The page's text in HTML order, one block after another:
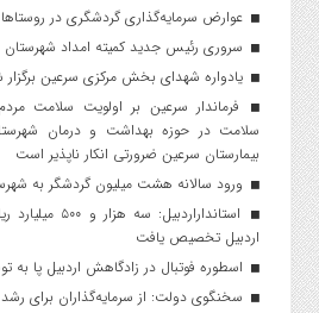
عوارض سرمایه‌گذاری گردشگری در
سروری رئیس جدید کمیته امداد
یادواره شهدای بخش مرکزی سرعین
فرماندار سرعین بر اولویت سلامت
سلامت در حوزه بهداشت و درمان
بیمارستان سرعین ضرورتی انکار ناپذیر است
ورود سالانه هشت میلیون گردشگر به
استانداراردبیل:
اردبیل تخصیص یافت
اسطوره فوتبال در زادگاهش اردبیل پا
سخنگوی دولت: از سرمایه‌گذاران برای